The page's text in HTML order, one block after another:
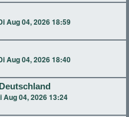
Aug 04, 2026 18:59
Aug 04, 2026 18:40
Aug 04, 2026 13:24